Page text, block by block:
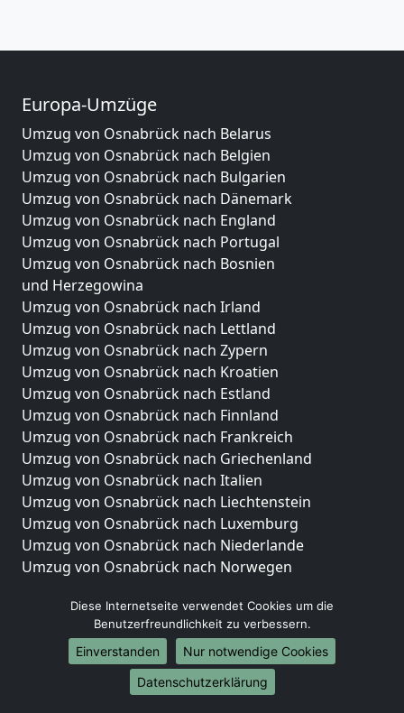
Europa-Umzüge
Umzug von Osnabrück nach Belarus
Umzug von Osnabrück nach Belgien
Umzug von Osnabrück nach Bulgarien
Umzug von Osnabrück nach Dänemark
Umzug von Osnabrück nach England
Umzug von Osnabrück nach Portugal
Umzug von Osnabrück nach Bosnien
und Herzegowina
Umzug von Osnabrück nach Irland
Umzug von Osnabrück nach Lettland
Umzug von Osnabrück nach Zypern
Umzug von Osnabrück nach Kroatien
Umzug von Osnabrück nach Estland
Umzug von Osnabrück nach Finnland
Umzug von Osnabrück nach Frankreich
Umzug von Osnabrück nach Griechenland
Umzug von Osnabrück nach Italien
Umzug von Osnabrück nach Liechtenstein
Umzug von Osnabrück nach Luxemburg
Umzug von Osnabrück nach Niederlande
Umzug von Osnabrück nach Norwegen
Umzüge-Deutschlandweit
Umzug von Osnabrück nach Berlin
Umzug von Osnabrück nach Hamburg
Umzug von Osnabrück nach München
Umzug von Osnabrück nach Köln
Diese Internetseite verwendet Cookies um die
Benutzerfreundlichkeit zu verbessern.
Einverstanden
Nur notwendige Cookies
Datenschutzerklärung